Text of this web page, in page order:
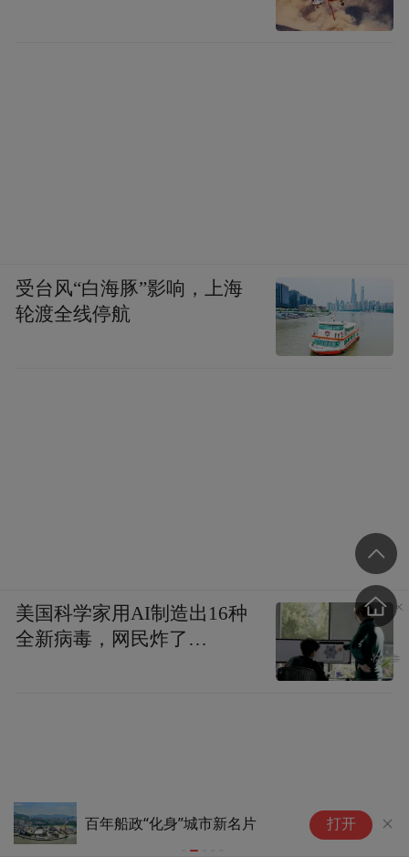
华为在印度推出两款新平板，配
麒麟芯片
台风“白海
实施临时交
打开
受台风“白海豚”影响，上海
轮渡全线停航
美国科学家用AI制造出16种
全新病毒，网民炸了…